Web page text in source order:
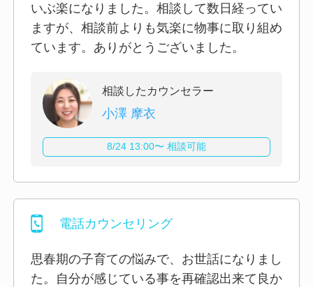
いぶ楽になりました。相談して数日経ってい
ますが、相談前よりも気楽に物事に取り組め
ています。ありがとうございました。
相談したカウンセラー
小澤 摩衣
8/24 13:00〜 相談可能
電話カウンセリング
思春期の子育ての悩みで、お世話になりまし
た。自分が感じている事を再確認出来て良か